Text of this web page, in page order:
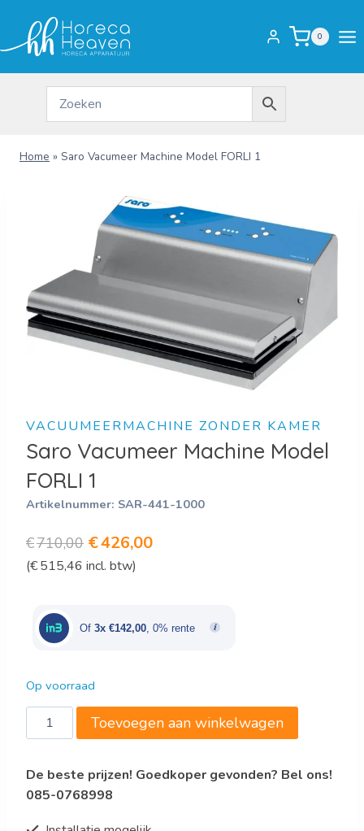
inhoud
0
Home » Saro Vacumeer Machine Model FORLI 1
VACUUMEERMACHINE ZONDER KAMER
Saro Vacumeer Machine Model
FORLI 1
Artikelnummer: SAR-441-1000
€710,00 Oorspronkelijke
prijs
€710,00.
€426,00Huidige
€426,00.
(€515,46 incl. btw)
Of 3x €142,00 , 0% rente
Op voorraad
Saro
Vacumeer
Model
FORLI
Toevoegen aan winkelwagen
De beste prijzen! Goedkoper gevonden? Bel ons!
085-0768998